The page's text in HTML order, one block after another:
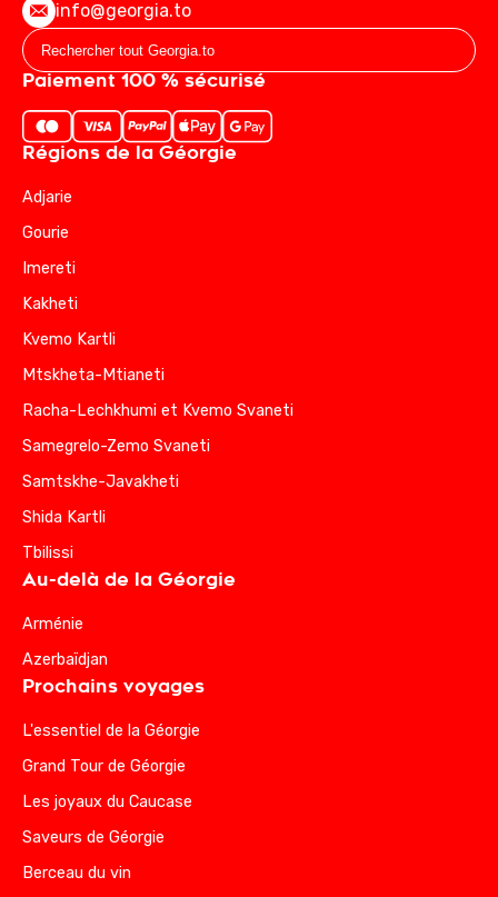
info@georgia.to
Paiement 100 % sécurisé
Régions de la Géorgie
Adjarie
Gourie
Imereti
Kakheti
Kvemo Kartli
Mtskheta-Mtianeti
Racha-Lechkhumi et Kvemo Svaneti
Samegrelo-Zemo Svaneti
Samtskhe-Javakheti
Shida Kartli
Tbilissi
Au-delà de la Géorgie
Arménie
Azerbaïdjan
Prochains voyages
L'essentiel de la Géorgie
Grand Tour de Géorgie
Les joyaux du Caucase
Saveurs de Géorgie
Berceau du vin